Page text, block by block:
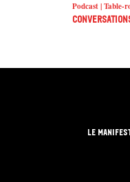
Podcast | Table-
LE